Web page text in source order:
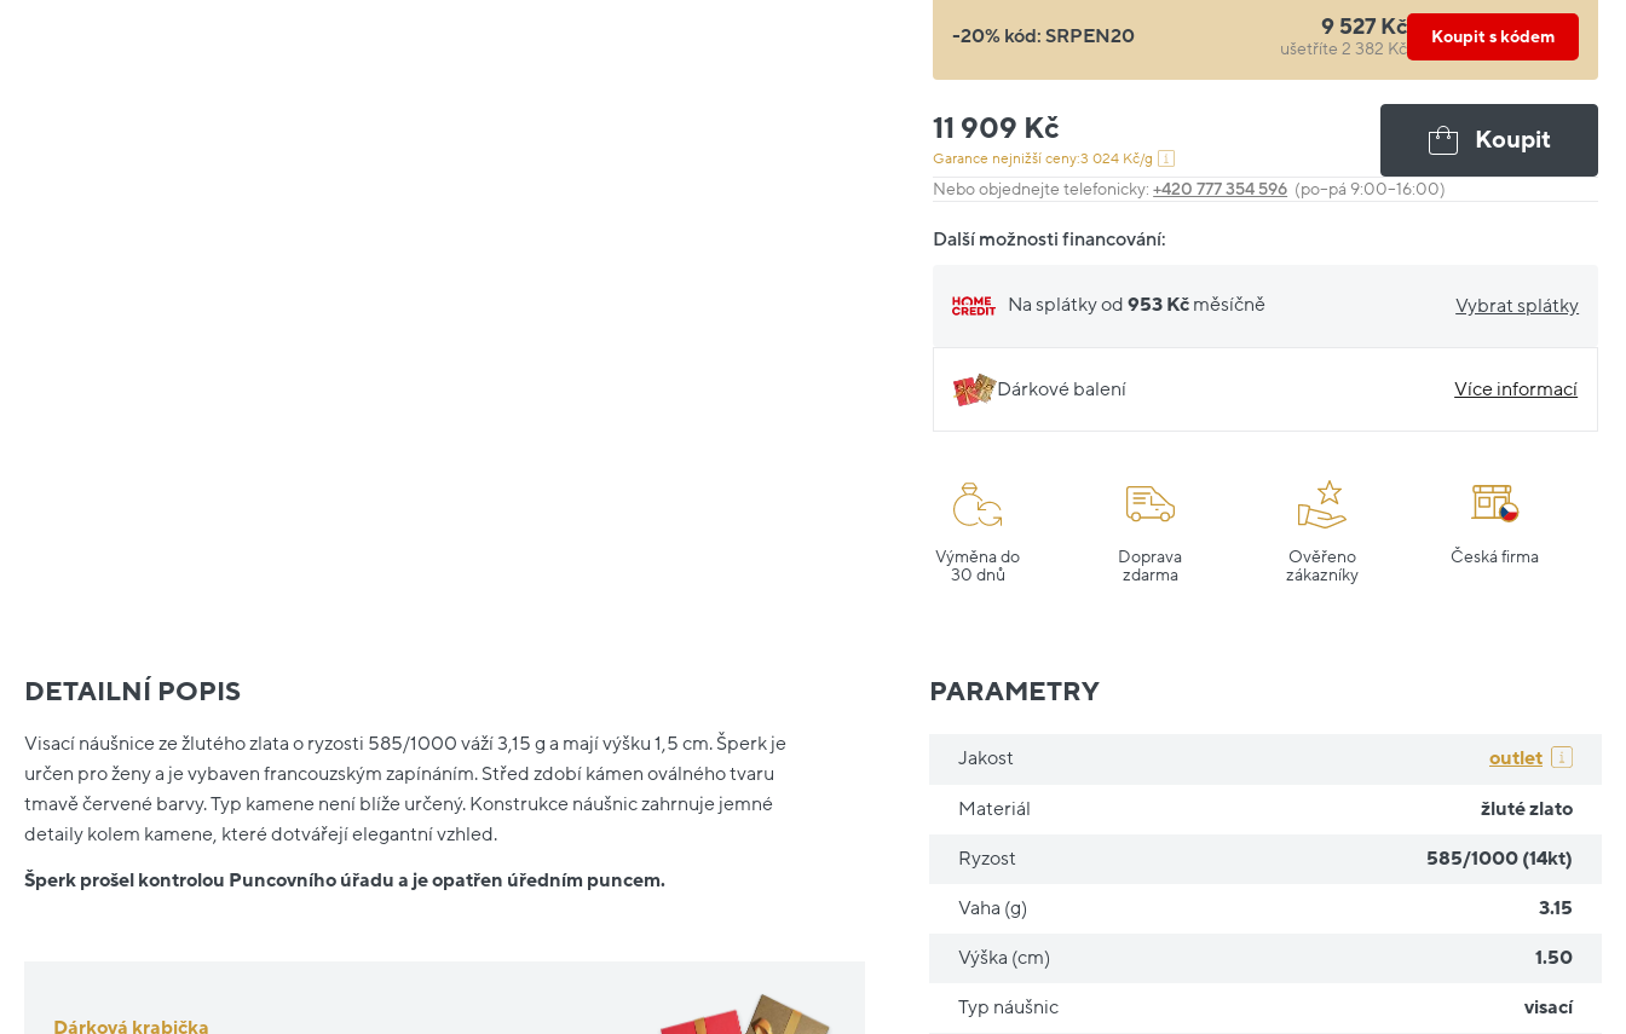
-20% kód:SRPEN20 9 527 Kč
ušetříte 2 382 Kč
Koupit s kódem
11 909 Kč
Garance nejnižší ceny:3 024 Kč/g
Koupit
Nebo objednejte telefonicky:+420 777 354 596 (po–pá 9:00–16:00)
Další možnosti financování:
Na splátky od953 Kč měsíčně Vybrat splátky
Dárkové balení Více informací
Výměna do
30 dnů
Doprava
zdarma
Ověřeno
zákazníky
Česká firma
DETAILNÍ POPIS
Visací náušnice ze žlutého zlata o ryzosti 585/1000 váží 3,15 g a mají výšku 1,5 cm. Šperk je
určen pro ženy a je vybaven francouzským zapínáním. Střed zdobí kámen oválného tvaru
tmavě červené barvy. Typ kamene není blíže určený. Konstrukce náušnic zahrnuje jemné
detaily kolem kamene, které dotvářejí elegantní vzhled.
Šperk prošel kontrolou Puncovního úřadu a je opatřen úředním puncem.
Dárková krabička
PARAMETRY
Jakost outlet
Materiál žluté zlato
Ryzost 585/1000 (14kt)
Vaha (g) 3.15
Výška (cm) 1.50
Typ náušnic visací